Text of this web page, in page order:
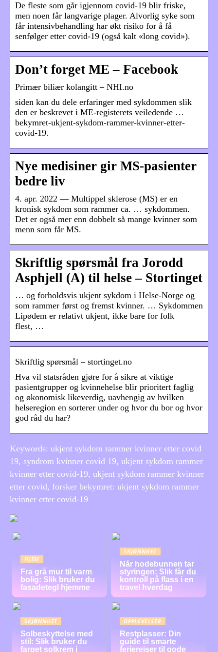
De fleste som går igjennom covid-19 blir friske,
men noen får langvarige plager. Alvorlig syke som
får intensivbehandling har økt risiko for å få
senfølger etter covid-19 (også kalt «long covid»).
Don’t forget ME – Facebook
Primær biliær kolangitt – NHI.no
siden kan du dele erfaringer med sykdommen slik
den er beskrevet i ME-registerets veiledende …
bekymret-ukjent-sykdom-rammer-kvinner-etter-
covid-19.
Nye medisiner gir MS-pasienter
bedre liv
4. apr. 2022 — Multippel sklerose (MS) er en
kronisk sykdom som rammer ca. … sykdommen.
Det er også mer enn dobbelt så mange kvinner som
menn som får MS.
Skriftlig spørsmål fra Jorodd
Asphjell (A) til helse – Stortinget
… og forholdsvis ukjent sykdom i Helse-Norge og
som rammer først og fremst kvinner. … Sykdommen
Lipødem er relativt ukjent, ikke bare for folk
flest, …
Skriftlig spørsmål – stortinget.no
Hva vil statsråden gjøre for å sikre at viktige
pasientgrupper og kvinnehelse blir prioritert faglig
og økonomisk likeverdig, uavhengig av hvilken
helseregion en sorterer under og hvor du bor og hvor
god råd du har?
Keywords: ukjent sykdom rammer kvinner etter covid
19, syndrom kvinner covid 19, ukjent sykdom rammer
kvinner etter covid-19, ukjent sykdom rammer kvinner
etter covid, forsker bekymret: ukjent sykdom rammer
kvinner etter covid-19
HJEM
Fra grå mur til varm
bolig: Slik bruker du
fasadetegl hjemme
SKJØNNHET
Når hodebunnen tar
styringen: Slik får du
kontroll på flass i en
travel hverdag
SKJØNNHET
Solbeskyttelse med
stil: Slik bruker du
farget solkrem i
OPPLEVELSER
Restplasser: Din
guide til smarte
feriereiser til gode